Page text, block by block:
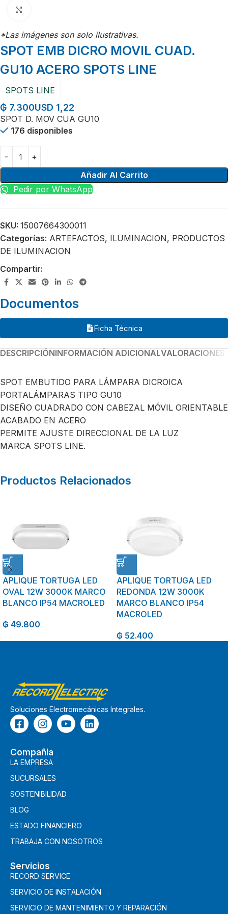
*Las imágenes son solo ilustrativas.
SPOT EMB DICRO MOVIL CUAD.
GU10 ACERO SPOTS LINE
SPOTS LINE
₲ 7.300USD 1,22
SPOT D. MOV CUA GU10
176 disponibles
Añadir Al Carrito
Pedir por WhatsApp
SKU: 15007664300011
Categorías: ARTEFACTOS, ILUMINACION, PRODUCTOS
DE ILUMINACION
Compartir:
Documentos
Ficha Técnica
DESCRIPCIÓNINFORMACIÓN ADICIONAL
SPOT EMBUTIDO PARA LÁMPARA DICROICA
PORTALÁMPARAS TIPO GU10
DISEÑO CUADRADO CON CABEZAL MÓVIL ORIENTABLE
ACABADO EN ACERO
PERMITE AJUSTE DIRECCIONAL DE LA LUZ
MARCA SPOTS LINE.
Productos Relacionados
APLIQUE TORTUGA LED
OVAL 12W 3000K MARCO
BLANCO IP54 MACROLED
₲ 49.800
APLIQUE TORTUGA LED
REDONDA 12W 3000K
MARCO BLANCO IP54
MACROLED
₲ 52.400
Soluciones Electromecánicas Integrales.
Compañia
LA EMPRESA
SUCURSALES
SOSTENIBILIDAD
BLOG
ESTADO FINANCIERO
TRABAJA CON NOSOTROS
Servicios
RECORD SERVICE
SERVICIO DE INSTALACIÓN
SERVICIO DE MANTENIMIENTO Y REPARACIÓN